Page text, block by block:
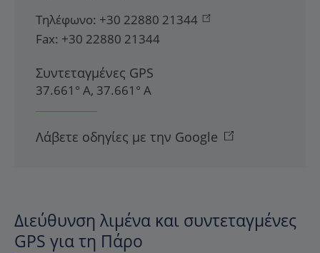
Τηλέφωνο: +30 22880 21344
Fax: +30 22880 21344
Συντεταγμένες GPS
37.661° Α, 37.661° Α
Λάβετε οδηγίες με την Google
Διεύθυνση λιμένα και συντεταγμένες
GPS για τη Πάρο